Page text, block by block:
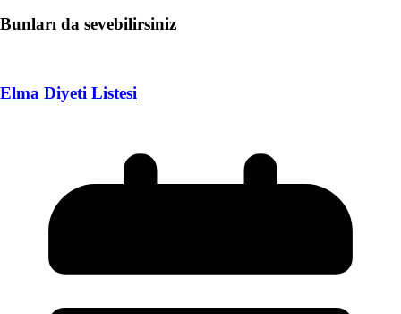
Bunları da sevebilirsiniz
Elma Diyeti Listesi